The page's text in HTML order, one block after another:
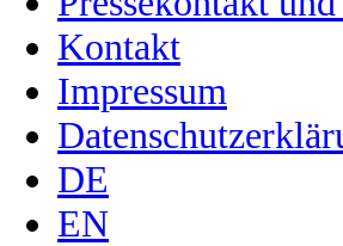
Kontakt
Impressum
DE
EN